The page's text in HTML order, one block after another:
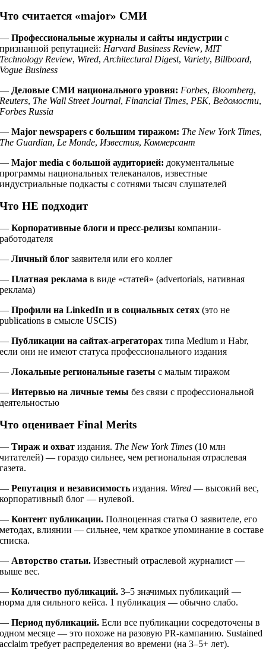
Что считается «major» СМИ
—Профессиональные журналы и сайты индустрии с
признанной репутацией: Harvard Business Review, MIT
Technology Review, Wired,Architectural Digest, Variety, Billboard,
Vogue Business
— Деловые СМИ национального уровня: Forbes, Bloomberg,
Reuters, The Wall Street Journal, Financial Times, РБК, Ведомости,
Forbes Russia
—Major newspapers с большим тиражом: The New York Times,
The Guardian, Le Monde, Известия, Коммерсант
—Major media с большой аудиторией: документальные
программы национальных телеканалов, известные
индустриальные подкасты с сотнями тысяч слушателей
Что НЕ подходит
—Корпоративные блоги и пресс-релизы компании-
работодателя
—Личный блог заявителя или его коллег
—Платная реклама в виде «статей» (advertorials, нативная
реклама)
—Профили на LinkedIn и в социальных сетях (это не
publications в смысле USCIS)
—Публикации на сайтах-агрегаторах типа Medium и Habr,
если они не имеют статуса профессионального издания
—Локальные региональные газеты с малым тиражом
—Интервью на личные темы без связи с профессиональной
деятельностью
Что оценивает Final Merits
—Тираж и охват издания. The New York Times (10 млн
читателей) — гораздо сильнее, чем региональная отраслевая
газета.
—Репутация и независимость издания. Wired — высокий вес,
корпоративный блог — нулевой.
—Контент публикации. Полноценная статья О заявителе, его
методах, влиянии — сильнее, чем краткое упоминание в составе
списка.
— Авторство статьи. Известный отраслевой журналист —
выше вес.
—Количество публикаций. 3–5 значимых публикаций —
норма для сильного кейса. 1 публикация — обычно слабо.
—Период публикаций. Если все публикации сосредоточены в
одном месяце — это похоже на разовую PR-кампанию. Sustained
acclaim требует распределения во времени (на 3–5+ лет).